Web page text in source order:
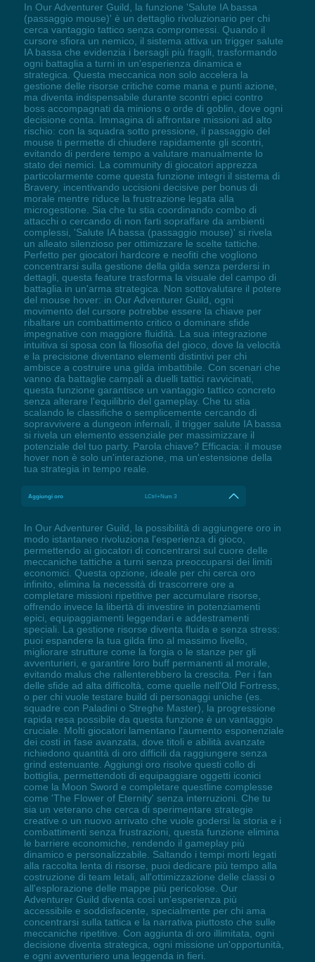
In Our Adventurer Guild, la funzione 'Salute IA bassa
(passaggio mouse)' è un dettaglio rivoluzionario per chi
cerca vantaggio tattico senza compromessi. Quando il
cursore sfiora un nemico, il sistema attiva un trigger salute
IA bassa che evidenzia i bersagli più fragili, trasformando
ogni battaglia a turni in un'esperienza dinamica e
strategica. Questa meccanica non solo accelera la
gestione delle risorse critiche come mana e punti azione,
ma diventa indispensabile durante scontri epici contro
boss accompagnati da minions o orde di goblin, dove ogni
decisione conta. Immagina di affrontare missioni ad alto
rischio: con la squadra sotto pressione, il passaggio del
mouse ti permette di chiudere rapidamente gli scontri,
evitando di perdere tempo a valutare manualmente lo
stato dei nemici. La community di giocatori apprezza
particolarmente come questa funzione integri il sistema di
Bravery, incentivando uccisioni decisive per bonus di
morale mentre riduce la frustrazione legata alla
microgestione. Sia che tu stia coordinando combo di
attacchi o cercando di non farti sopraffare da ambienti
complessi, 'Salute IA bassa (passaggio mouse)' si rivela
un alleato silenzioso per ottimizzare le scelte tattiche.
Perfetto per giocatori hardcore e neofiti che vogliono
concentrarsi sulla gestione della gilda senza perdersi in
dettagli, questa feature trasforma la visuale del campo di
battaglia in un'arma strategica. Non sottovalutare il potere
del mouse hover: in Our Adventurer Guild, ogni
movimento del cursore potrebbe essere la chiave per
ribaltare un combattimento critico o dominare sfide
impegnative con maggiore fluidità. La sua integrazione
intuitiva si sposa con la filosofia del gioco, dove la velocità
e la precisione diventano elementi distintivi per chi
ambisce a costruire una gilda imbattibile. Con scenari che
vanno da battaglie campali a duelli tattici ravvicinati,
questa funzione garantisce un vantaggio tattico concreto
senza alterare l'equilibrio del gameplay. Che tu stia
scalando le classifiche o semplicemente cercando di
sopravvivere a dungeon infernali, il trigger salute IA bassa
si rivela un elemento essenziale per massimizzare il
potenziale del tuo party. Parola chiave? Efficacia: il mouse
hover non è solo un'interazione, ma un'estensione della
tua strategia in tempo reale.
Aggiungi oro LCtrl+Num 3
In Our Adventurer Guild, la possibilità di aggiungere oro in
modo istantaneo rivoluziona l'esperienza di gioco,
permettendo ai giocatori di concentrarsi sul cuore delle
meccaniche tattiche a turni senza preoccuparsi dei limiti
economici. Questa opzione, ideale per chi cerca oro
infinito, elimina la necessità di trascorrere ore a
completare missioni ripetitive per accumulare risorse,
offrendo invece la libertà di investire in potenziamenti
epici, equipaggiamenti leggendari e addestramenti
speciali. La gestione risorse diventa fluida e senza stress:
puoi espandere la tua gilda fino al massimo livello,
migliorare strutture come la forgia o le stanze per gli
avventurieri, e garantire loro buff permanenti al morale,
evitando malus che rallenterebbero la crescita. Per i fan
delle sfide ad alta difficoltà, come quelle nell'Old Fortress,
o per chi vuole testare build di personaggi uniche (es.
squadre con Paladini o Streghe Master), la progressione
rapida resa possibile da questa funzione è un vantaggio
cruciale. Molti giocatori lamentano l'aumento esponenziale
dei costi in fase avanzata, dove titoli e abilità avanzate
richiedono quantità di oro difficili da raggiungere senza
grind estenuante. Aggiungi oro risolve questi collo di
bottiglia, permettendoti di equipaggiare oggetti iconici
come la Moon Sword e completare questline complesse
come 'The Flower of Eternity' senza interruzioni. Che tu
sia un veterano che cerca di sperimentare strategie
creative o un nuovo arrivato che vuole godersi la storia e i
combattimenti senza frustrazioni, questa funzione elimina
le barriere economiche, rendendo il gameplay più
dinamico e personalizzabile. Saltando i tempi morti legati
alla raccolta lenta di risorse, puoi dedicare più tempo alla
costruzione di team letali, all'ottimizzazione delle classi o
all'esplorazione delle mappe più pericolose. Our
Adventurer Guild diventa così un'esperienza più
accessibile e soddisfacente, specialmente per chi ama
concentrarsi sulla tattica e la narrativa piuttosto che sulle
meccaniche ripetitive. Con aggiunta di oro illimitata, ogni
decisione diventa strategica, ogni missione un'opportunità,
e ogni avventuriero una leggenda in fieri.